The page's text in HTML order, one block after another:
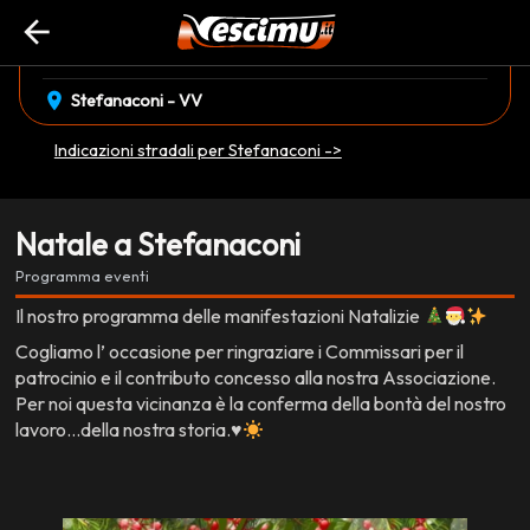
arrow_back
EVENTO CONCLUSO
• 23 Dicembre
location_on Stefanaconi - VV
Indicazioni stradali per Stefanaconi ->
Natale a Stefanaconi
Programma eventi
Il nostro programma delle manifestazioni Natalizie
Cogliamo l’ occasione per ringraziare i Commissari per il
patrocinio e il contributo concesso alla nostra Associazione.
Per noi questa vicinanza è la conferma della bontà del nostro
lavoro…della nostra storia.♥️